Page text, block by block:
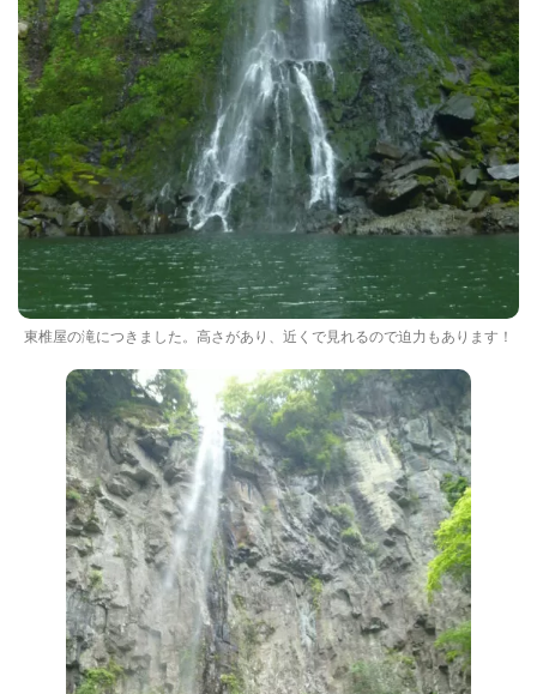
東椎屋の滝につきました。高さがあり、近くで見れるので迫力もあります！